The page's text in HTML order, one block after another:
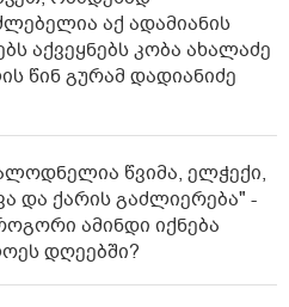
აქ ადამიანის
აქვეყნებს კობა ახალაძე
წინ გურამ დადიანიძე
წვიმა, ელჭექი,
და ქარის გაძლიერება" -
ამინდი იქნება
დღეებში?